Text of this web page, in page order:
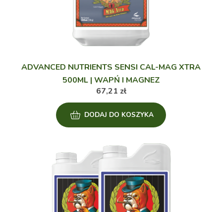
ADVANCED NUTRIENTS SENSI CAL-MAG XTRA
500ML | WAPŃ I MAGNEZ
67,21 zł
DODAJ DO KOSZYKA